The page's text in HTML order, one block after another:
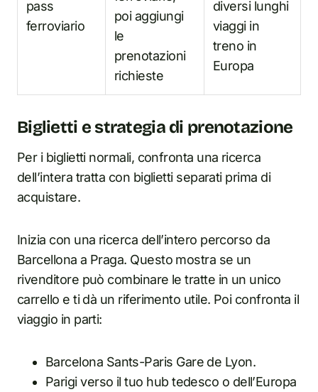
pass
ferroviario
poi aggiungi
le
prenotazioni
richieste
diversi lunghi
viaggi in
treno in
Europa
Biglietti e strategia di prenotazione
Per i biglietti normali, confronta una ricerca
dell’intera tratta con biglietti separati prima di
acquistare.
Inizia con una ricerca dell’intero percorso da
Barcellona a Praga. Questo mostra se un
rivenditore può combinare le tratte in un unico
carrello e ti dà un riferimento utile. Poi confronta il
viaggio in parti:
Barcelona Sants-Paris Gare de Lyon.
Parigi verso il tuo hub tedesco o dell’Europa